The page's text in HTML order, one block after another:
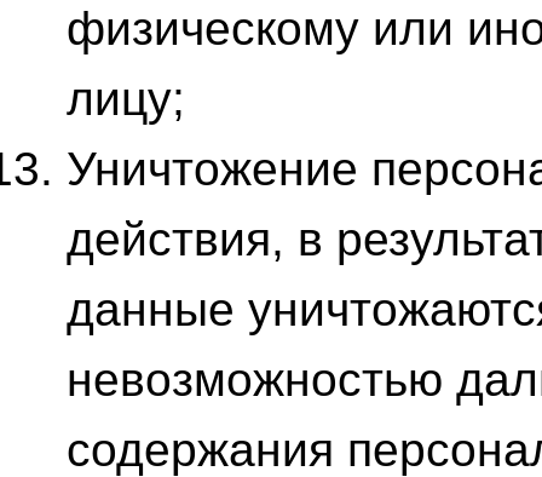
физическому или
лицу;
Уничтожение
действия, в
данные
невозможностью
содержания